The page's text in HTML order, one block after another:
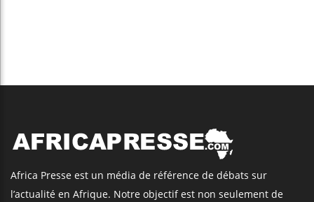
Africa Presse est un média de référence de débats sur
l’actualité en Afrique. Notre objectif est non seulement de